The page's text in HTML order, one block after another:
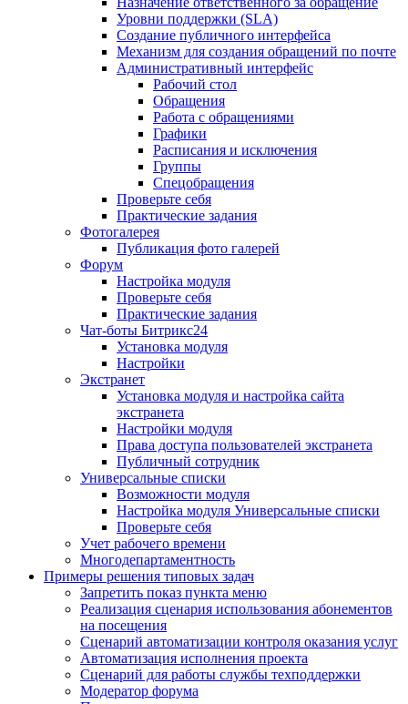
Уровни поддержки (SLA)
Создание публичного интерфейса
Механизм для создания обращений по почте
Административный интерфейс
Рабочий стол
Обращения
Работа с обращениями
Графики
Расписания и исключения
Группы
Спецобращения
Проверьте себя
Практические задания
Фотогалерея
Публикация фото галерей
Форум
Настройка модуля
Проверьте себя
Практические задания
Чат-боты Битрикс24
Установка модуля
Настройки
Экстранет
Установка модуля и настройка сайта
экстранета
Настройки модуля
Права доступа пользователей экстранета
Публичный сотрудник
Универсальные списки
Возможности модуля
Настройка модуля Универсальные списки
Проверьте себя
Учет рабочего времени
Многодепартаментность
Примеры решения типовых задач
Запретить показ пункта меню
Реализация сценария использования абонементов
на посещения
Сценарий автоматизации контроля оказания услуг
Автоматизация исполнения проекта
Сценарий для работы службы техподдержки
Модератор форума